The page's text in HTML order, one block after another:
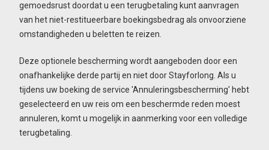
gemoedsrust doordat u een terugbetaling kunt aanvragen
van het niet-restitueerbare boekingsbedrag als onvoorziene
omstandigheden u beletten te reizen.
Deze optionele bescherming wordt aangeboden door een
onafhankelijke derde partij en niet door Stayforlong. Als u
tijdens uw boeking de service 'Annuleringsbescherming' hebt
geselecteerd en uw reis om een beschermde reden moest
annuleren, komt u mogelijk in aanmerking voor een volledige
terugbetaling.